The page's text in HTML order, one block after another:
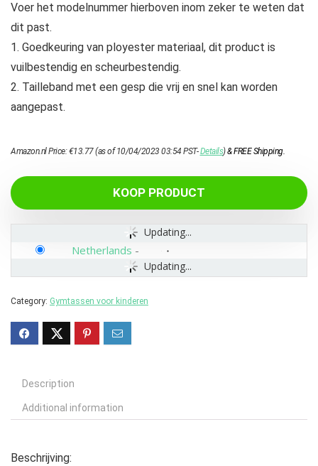
Voer het modelnummer hierboven inom zeker te weten dat
dit past.
1. Goedkeuring van ployester materiaal, dit product is
vuilbestendig en scheurbestendig.
2. Tailleband met een gesp die vrij en snel kan worden
aangepast.
Amazon.nl Price:€13.77(as of 10/04/2023 03:54 PST-Details)&FREE Shipping.
KOOP PRODUCT
Updating...
Updating...
Netherlands -
Category: Gymtassen voor kinderen
Description
Additional information
Beschrijving: